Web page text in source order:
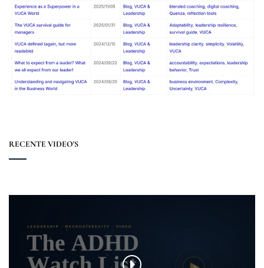
RECENTE VIDEO'S